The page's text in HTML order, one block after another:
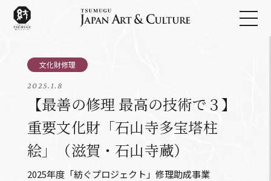
2025.1.8
【最善の修理 最高の技術で３】
重要文化財「石山寺多宝塔柱
絵」（滋賀・石山寺蔵）
2025年度「紡ぐプロジェクト」修理助成事業